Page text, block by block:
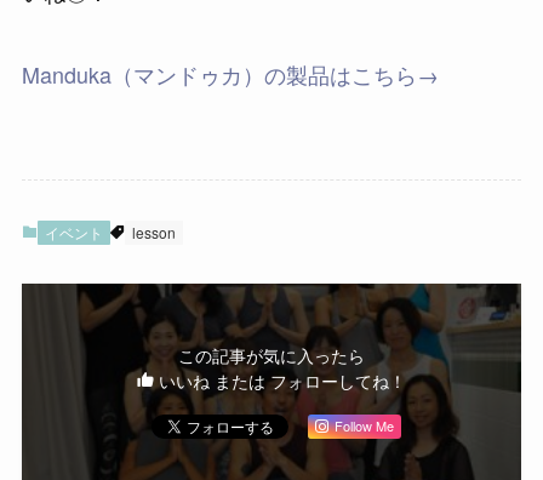
Manduka（マンドゥカ）の製品はこちら→
イベント lesson
この記事が気に入ったら
いいね または フォローしてね！
Follow Me